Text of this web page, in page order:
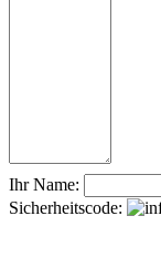
Ihr Name:
Sicherheitscode: